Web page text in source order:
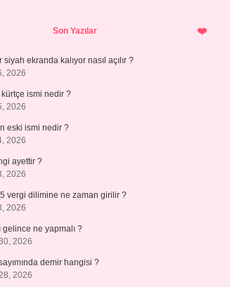
Son Yazılar
siyah ekranda kalıyor nasıl açılır ?
2026
kürtçe ismi nedir ?
2026
eski ismi nedir ?
2026
ayettir ?
2026
vergi dilimine ne zaman girilir ?
2026
gelince ne yapmalı ?
2026
demir hangisi ?
2026